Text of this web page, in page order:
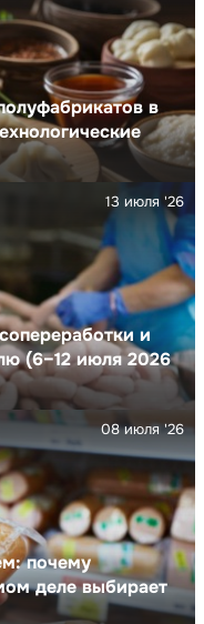
в
и
(6–12 июля 2026
13 июля '26
почему
деле выбирает
08 июля '26